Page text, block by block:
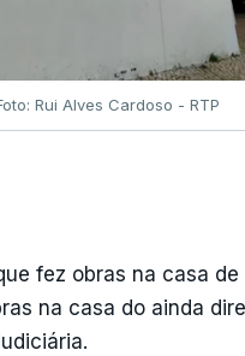
Rui Alves Cardoso - RTP
fez obras na casa de
na casa do ainda